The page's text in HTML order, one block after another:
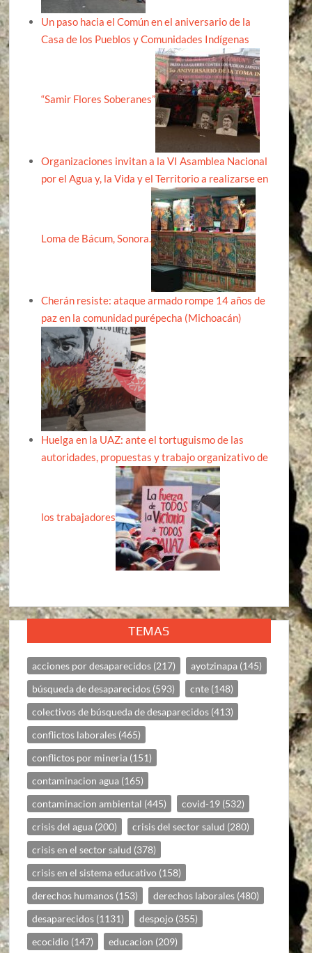
Un paso hacia el Común en el aniversario de la
Casa de los Pueblos y Comunidades Indígenas
“Samir Flores Soberanes”
Organizaciones invitan a la VI Asamblea Nacional
por el Agua y, la Vida y el Territorio a realizarse en
Loma de Bácum, Sonora.
Cherán resiste: ataque armado rompe 14 años de
paz en la comunidad purépecha (Michoacán)
Huelga en la UAZ: ante el tortuguismo de las
autoridades, propuestas y trabajo organizativo de
los trabajadores
TEMAS
acciones por desaparecidos (217) ayotzinapa (145)
búsqueda de desaparecidos (593) cnte (148)
colectivos de búsqueda de desaparecidos (413)
conflictos laborales (465)
conflictos por mineria (151)
contaminacion agua (165)
contaminacion ambiental (445) covid-19 (532)
crisis del agua (200) crisis del sector salud (280)
crisis en el sector salud (378)
crisis en el sistema educativo (158)
derechos humanos (153) derechos laborales (480)
desaparecidos (1131) despojo (355)
ecocidio (147) educacion (209)